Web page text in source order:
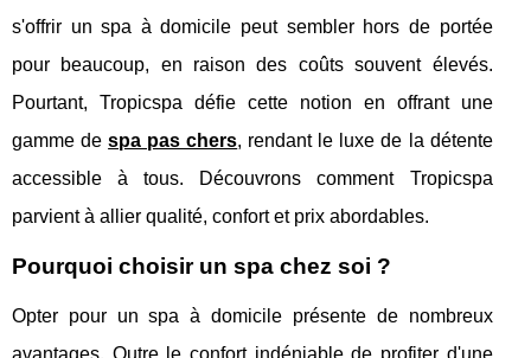
s'offrir un spa à domicile peut sembler hors de portée
pour beaucoup, en raison des coûts souvent élevés.
Pourtant, Tropicspa défie cette notion en offrant une
gamme despa pas chers, rendant le luxe de la détente
accessible à tous. Découvrons comment Tropicspa
parvient à allier qualité, confort et prix abordables.
Pourquoi choisir un spa chez soi ?
Opter pour un spa à domicile présente de nombreux
avantages. Outre le confort indéniable de profiter d'une